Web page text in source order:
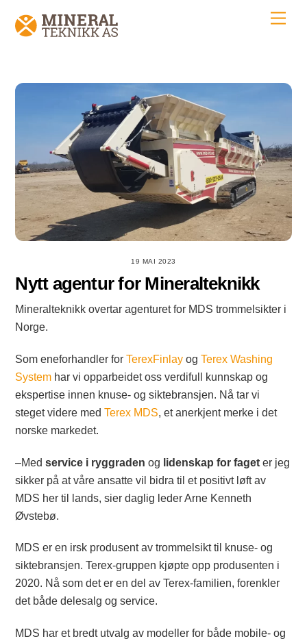
19 MAI 2023
Nytt agentur for Mineralteknikk
Mineralteknikk overtar agenturet for MDS trommelsikter i
Norge.
Som eneforhandler forTerexFinlay ogTerex Washing
System har vi opparbeidet oss verdifull kunnskap og
ekspertise innen knuse- og siktebransjen. Nå tar vi
steget videre medTerex MDS, et anerkjent merke i det
norske markedet.
–Medservice i ryggradenog lidenskap for faget er jeg
sikker på at våre ansatte vil bidra til et positivt løft av
MDS her til lands, sier daglig leder Arne Kenneth
Øvstebø.
MDS er en irsk produsent av trommelsikt til knuse- og
siktebransjen. Terex-gruppen kjøpte opp produsenten i
2020. Nå som det er en del av Terex-familien, forenkler
det både delesalg og service.
MDS har et bredt utvalg av modeller for både mobile- og